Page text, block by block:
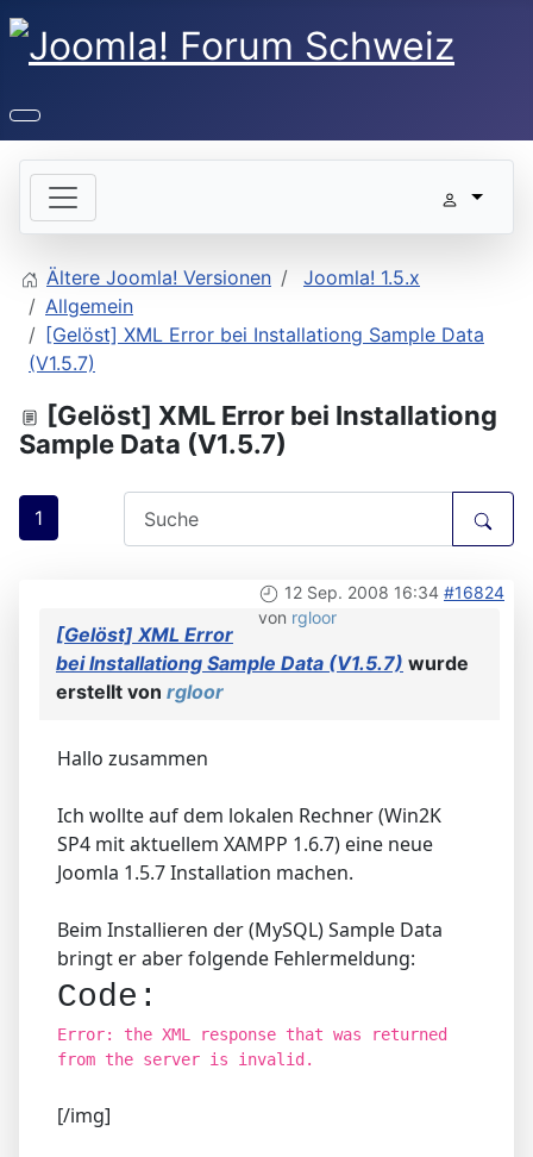
Ältere Joomla! Versionen
Joomla! 1.5.x
Allgemein
[Gelöst] XML Error bei Installationg Sample Data
(V1.5.7)
[Gelöst] XML Error bei Installationg
Sample Data (V1.5.7)
1
12 Sep. 2008 16:34 #16824
von rgloor
[Gelöst] XML Error
bei Installationg Sample Data (V1.5.7) wurde
erstellt von rgloor
Hallo zusammen
Ich wollte auf dem lokalen Rechner (Win2K
SP4 mit aktuellem XAMPP 1.6.7) eine neue
Joomla 1.5.7 Installation machen.
Beim Installieren der (MySQL) Sample Data
bringt er aber folgende Fehlermeldung:
Code:
Error: the XML response that was returned
from the server is invalid.
[/img]